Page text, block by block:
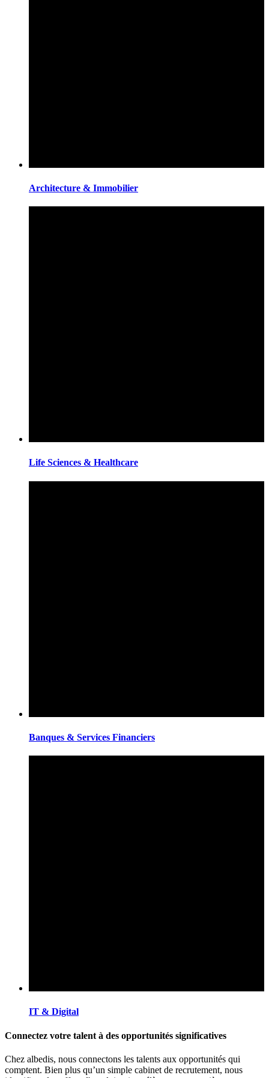
Architecture & Immobilier
Life Sciences & Healthcare
Banques & Services Financiers
IT & Digital
Connectez votre talent à des opportunités significatives
Chez albedis, nous connectons les talents aux opportunités qui
comptent. Bien plus qu’un simple cabinet de recrutement, nous